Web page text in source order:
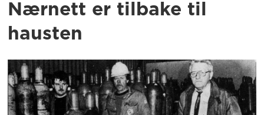
Nærnett er tilbake til
hausten